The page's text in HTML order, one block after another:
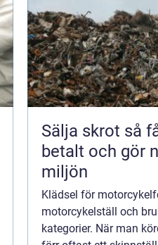
Sälja skrot så får du bäst
betalt och gör
miljön
Klädsel för
motorcykelställ och
kategorier. När man